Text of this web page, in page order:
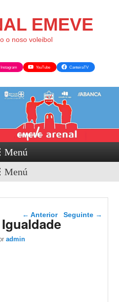
EMEVE
o noso voleibol
Instagram YouTube CanteiraTV
Menú
Menú
Navegador de artigos
← Anterior Seguinte →
admin